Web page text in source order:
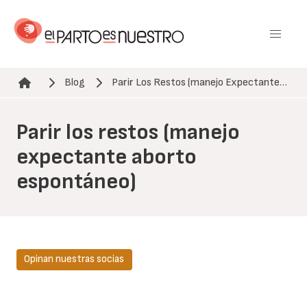
contenido
Ruta de navegación
Blog Parir Los Restos (manejo Expectante…
Parir los restos (manejo
expectante aborto
espontáneo)
Opinan nuestras socias